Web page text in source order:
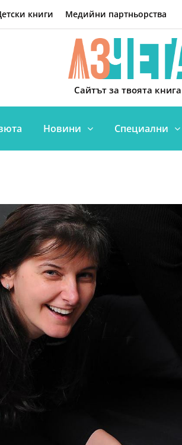
книги Медийни партньорства
Сайтът за твоята книга
Новини Специални